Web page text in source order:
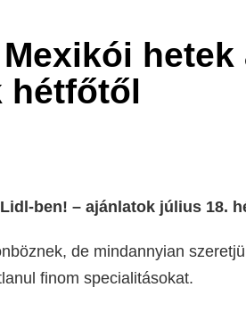
hetek
hétfőtől
ben! – ajánlatok július 18.
de mindannyian
finom specialitásokat.